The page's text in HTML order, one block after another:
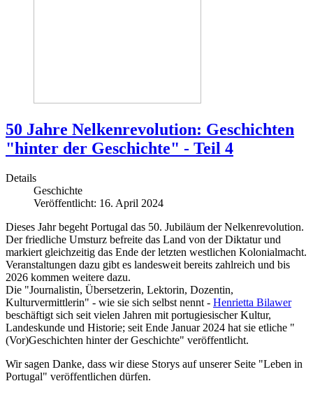
50 Jahre Nelkenrevolution: Geschichten
"hinter der Geschichte" - Teil 4
Details
Geschichte
Veröffentlicht: 16. April 2024
Dieses Jahr begeht Portugal das 50. Jubiläum der Nelkenrevolution.
Der friedliche Umsturz befreite das Land von der Diktatur und
markiert gleichzeitig das Ende der letzten westlichen Kolonialmacht.
Veranstaltungen dazu gibt es landesweit bereits zahlreich und bis
2026 kommen weitere dazu.
Die "Journalistin, Übersetzerin, Lektorin, Dozentin,
Kulturvermittlerin" - wie sie sich selbst nennt - Henrietta Bilawer
beschäftigt sich seit vielen Jahren mit portugiesischer Kultur,
Landeskunde und Historie; seit Ende Januar 2024 hat sie etliche "
(Vor)Geschichten hinter der Geschichte" veröffentlicht.
Wir sagen Danke, dass wir diese Storys auf unserer Seite "Leben in
Portugal" veröffentlichen dürfen.